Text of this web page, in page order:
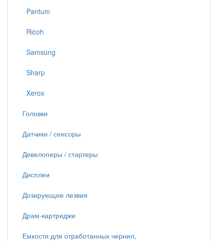
Pantum
Ricoh
Samsung
Sharp
Xerox
Головки
Датчики / сенсоры
Девелоперы / стартеры
Дисплеи
Дозирующие лезвия
Драм-картриджи
Емкости для отработанных чернил,